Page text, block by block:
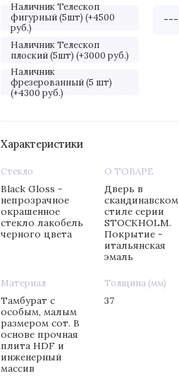
Наличник Телескоп
фигурный (5шт) (+4500
руб.)
Наличник Телескоп
плоский (5шт) (+3000 руб.)
Наличник
фрезерованный (5 шт)
(+4300 руб.)
Характеристики
Стекло
Black Gloss -
непрозрачное
окрашенное
стекло лакобель
черного цвета
О ТОВАРЕ
Дверь в
скандинавском
стиле серии
STOCKHOLM.
Покрытие -
итальянская
эмаль
Материал
Тамбурат с
особым, малым
размером сот. В
основе прочная
плита HDF и
инженерный
массив
Толщина (мм)
37